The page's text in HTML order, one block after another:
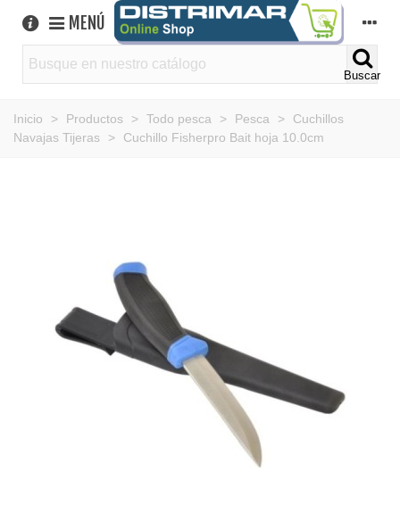
MENÚ
Buscar
Inicio > Productos > Todo pesca > Pesca >
Cuchillos
Navajas Tijeras
> Cuchillo Fisherpro Bait hoja 10.0cm